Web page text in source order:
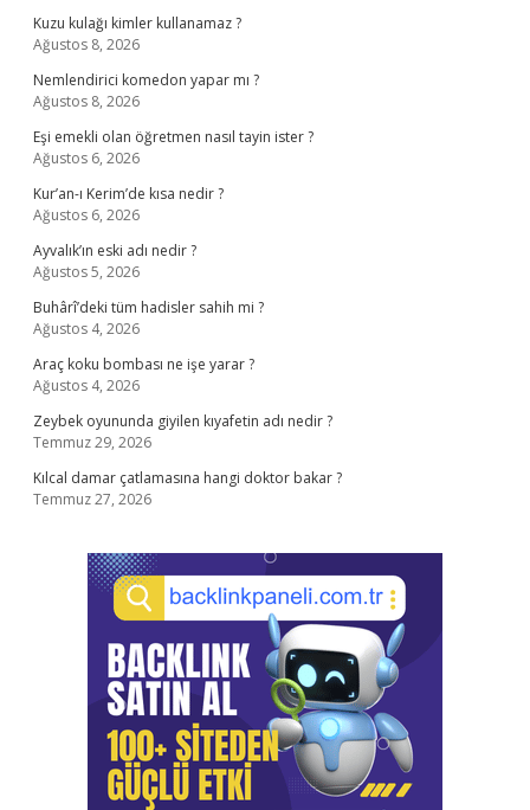
Kuzu kulağı kimler kullanamaz ?
Ağustos 8, 2026
Nemlendirici komedon yapar mı ?
Ağustos 8, 2026
Eşi emekli olan öğretmen nasıl tayin ister ?
Ağustos 6, 2026
Kur’an-ı Kerim’de kısa nedir ?
Ağustos 6, 2026
Ayvalık’ın eski adı nedir ?
Ağustos 5, 2026
Buhârî’deki tüm hadisler sahih mi ?
Ağustos 4, 2026
Araç koku bombası ne işe yarar ?
Ağustos 4, 2026
Zeybek oyununda giyilen kıyafetin adı nedir ?
Temmuz 29, 2026
Kılcal damar çatlamasına hangi doktor bakar ?
Temmuz 27, 2026